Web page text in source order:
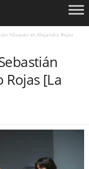
Vásquez et Alejandro Rojas
Rojas [La